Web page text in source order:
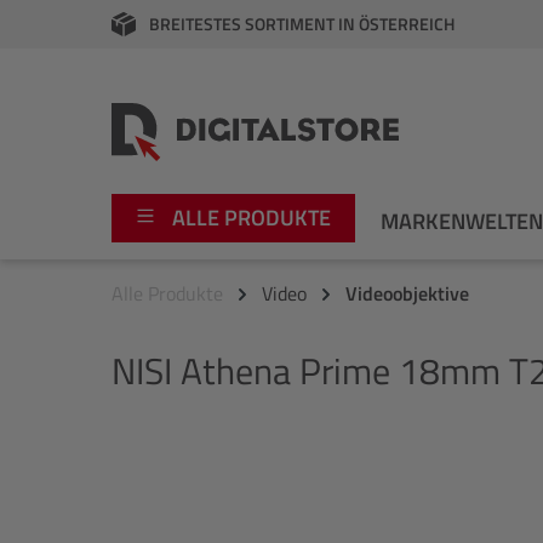
Zur Hauptnavigation springen
BREITESTES SORTIMENT IN ÖSTERREICH
ALLE PRODUKTE MARKENWELTEN
Video
Fujifilm
Alle Produkte Video Videoobjektive
NISI Athena Prime 18mm